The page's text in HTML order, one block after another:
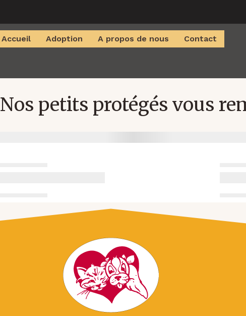
Accueil Adoption A propos de nous Contact
Nos petits protégés vous